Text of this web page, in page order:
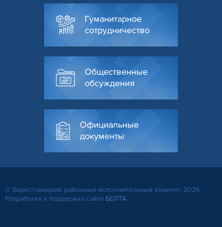
Гуманитарное
сотрудничество
Общественные
обсуждения
Официальные
документы
© Берестовицкий районный исполнительный комитет, 2026
Разработка и поддержка сайта БЕЛТА